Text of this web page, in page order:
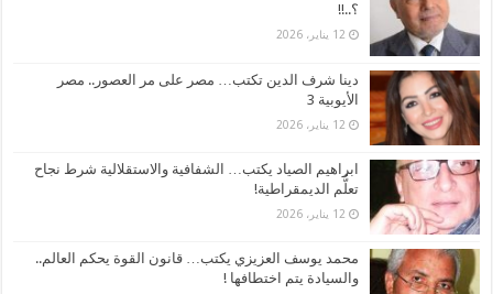
؟..!!
12 يناير، 2026
دينا شرف الدين تكتب… مصر على مر العصور.. مصر
الأيوبية 3
12 يناير، 2026
ابراهيم الصياد يكتب… الشفافية والاستقلالية شرط نجاح
تعلُّم الديمقراطية!
12 يناير، 2026
محمد يوسف العزيزي يكتب… قانون القوة يحكم العالم..
والسيادة يتم اختطافها !